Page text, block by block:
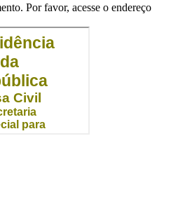
Por favor, acesse o endereço